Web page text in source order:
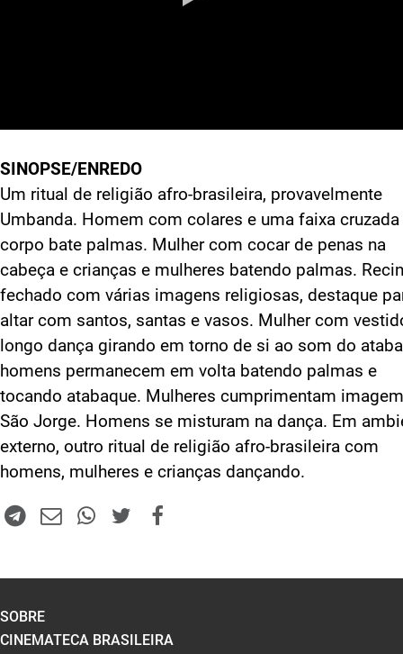
SINOPSE/ENREDO
Um ritual de religião afro-brasileira, provavelmente
Umbanda. Homem com colares e uma faixa cruzada
corpo bate palmas. Mulher com cocar de penas na
cabeça e crianças e mulheres batendo palmas.
fechado com várias imagens religiosas, destaque
altar com santos, santas e vasos. Mulher com
longo dança girando em torno de si ao som do
homens permanecem em volta batendo palmas e
tocando atabaque. Mulheres cumprimentam
São Jorge. Homens se misturam na dança. Em
externo, outro ritual de religião afro-brasileira com
homens, mulheres e crianças dançando.
SOBRE
CINEMATECA BRASILEIRA